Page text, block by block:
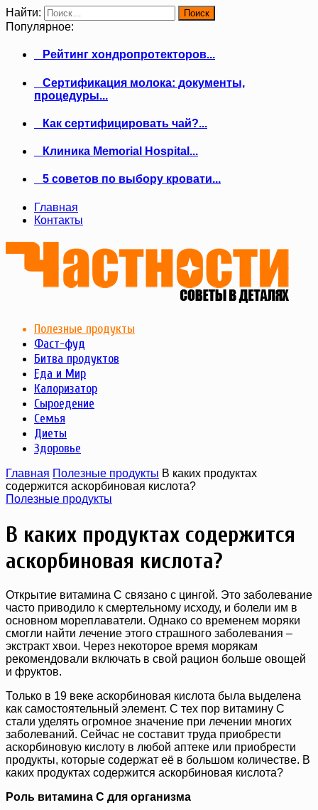
Найти:
Популярное:
Рейтинг хондропротекторов...
Сертификация молока: документы,
процедуры...
Как сертифицировать чай?...
Клиника Memorial Hospital...
5 советов по выбору кровати...
Главная
Контакты
Полезные продукты
Фаст-фуд
Битва продуктов
Еда и Мир
Калоризатор
Сыроедение
Семья
Диеты
Здоровье
Главная Полезные продукты В каких продуктах
содержится аскорбиновая кислота?
Полезные продукты
В каких продуктах содержится
аскорбиновая кислота?
Открытие витамина С связано с цингой. Это заболевание
часто приводило к смертельному исходу, и болели им в
основном мореплаватели. Однако со временем моряки
смогли найти лечение этого страшного заболевания –
экстракт хвои. Через некоторое время морякам
рекомендовали включать в свой рацион больше овощей
и фруктов.
Только в 19 веке аскорбиновая кислота была выделена
как самостоятельный элемент. С тех пор витамину С
стали уделять огромное значение при лечении многих
заболеваний. Сейчас не составит труда приобрести
аскорбиновую кислоту в любой аптеке или приобрести
продукты, которые содержат её в большом количестве. В
каких продуктах содержится аскорбиновая кислота?
Роль витамина С для организма